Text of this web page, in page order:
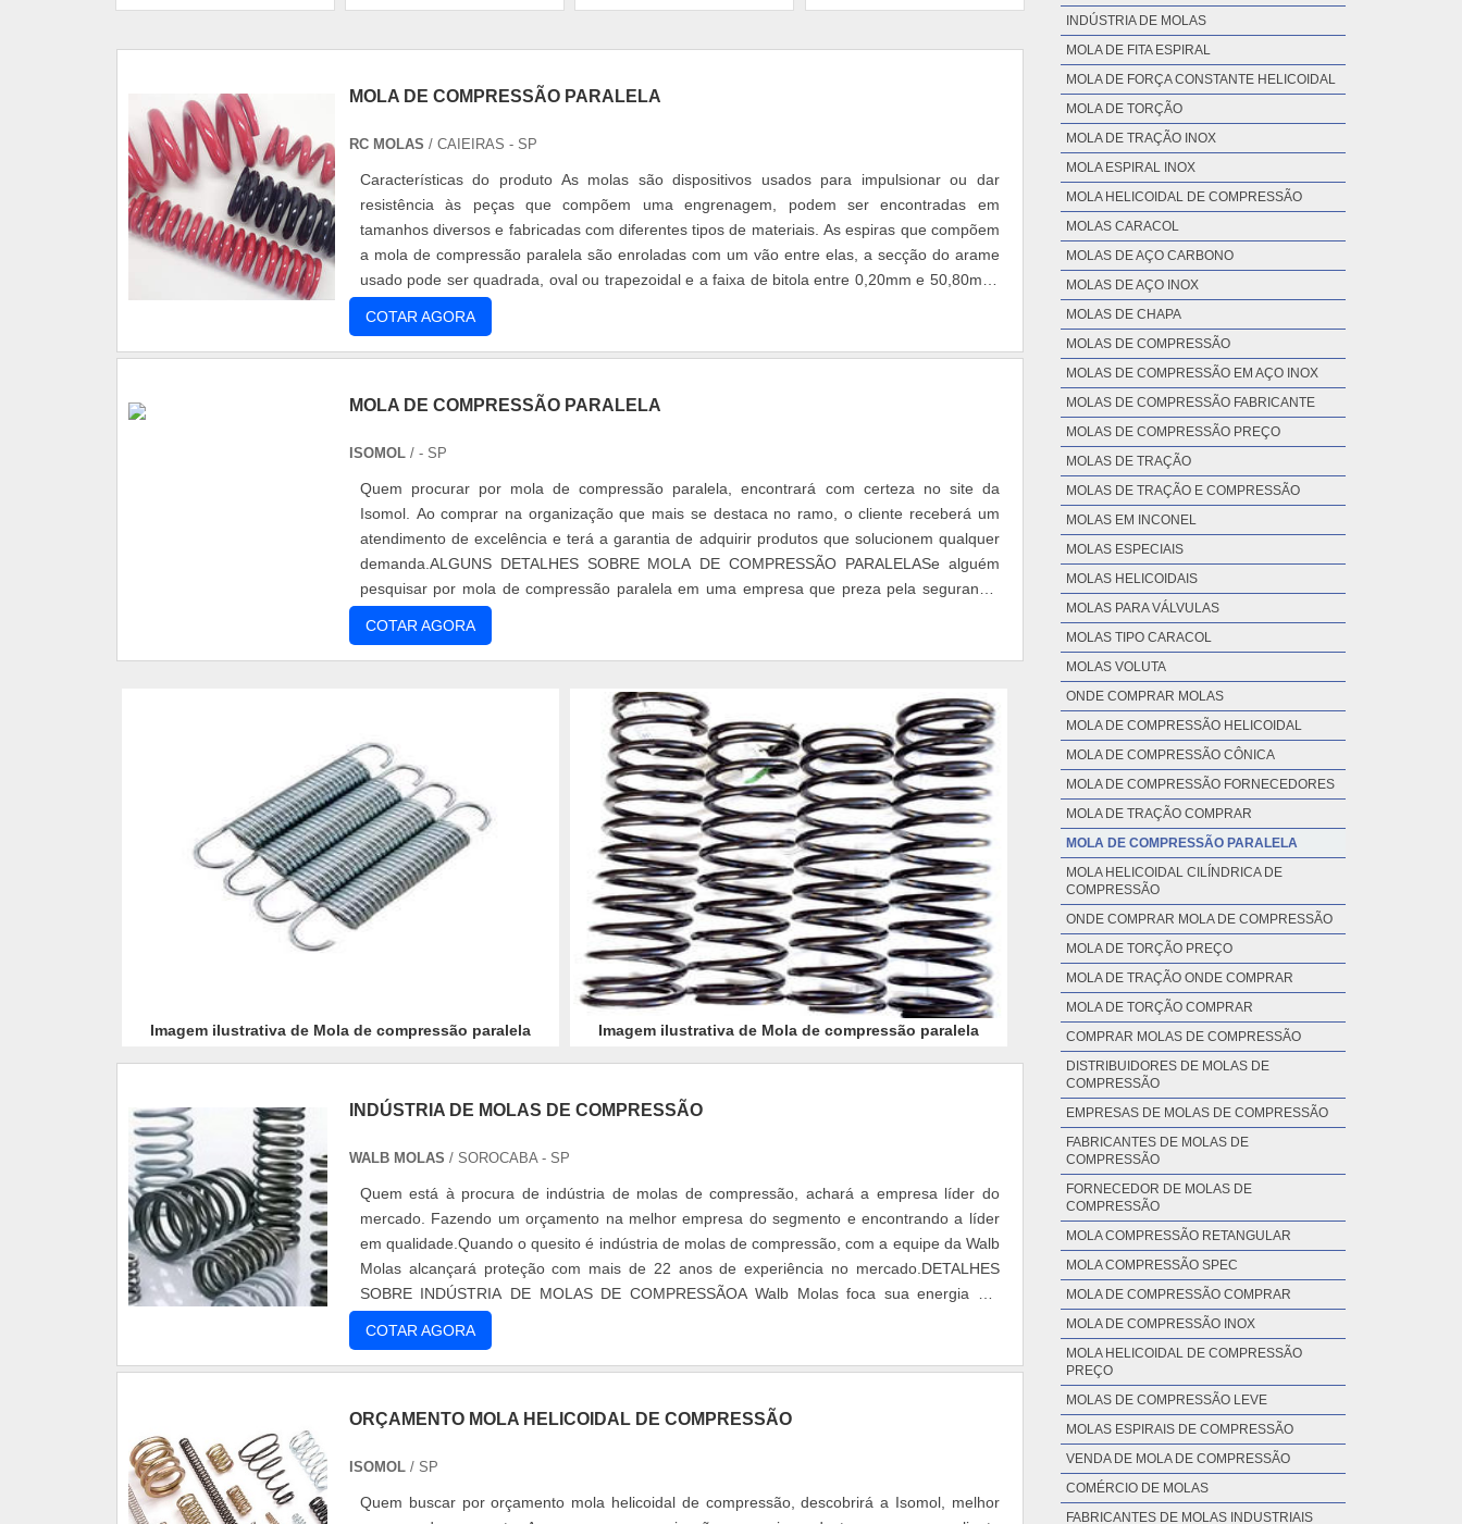
MOLA DE COMPRESSÃO PARALELA
RC MOLAS / CAIEIRAS - SP
Características do produto As molas são dispositivos usados para impulsionar ou dar
resistência às peças que compõem uma engrenagem, podem ser encontradas em
tamanhos diversos e fabricadas com diferentes tipos de materiais. As espiras que compõem
a mola de compressão paralela são enroladas com um vão entre elas, a secção do arame
usado pode ser quadrada, oval ou trapezoidal e a faixa de bitola entre 0,20mm e 50,80mm.
COTAR AGORA
MOLA DE COMPRESSÃO PARALELA
ISOMOL / - SP
Quem procurar por mola de compressão paralela, encontrará com certeza no site da
Isomol. Ao comprar na organização que mais se destaca no ramo, o cliente receberá um
atendimento de excelência e terá a garantia de adquirir produtos que solucionem qualquer
demanda.ALGUNS DETALHES SOBRE MOLA DE COMPRESSÃO PARALELASe alguém
pesquisar por mola de compressão paralela em uma empresa que preza pela segurança,
consegue encontrar o site da Isomol...
COTAR AGORA
Imagem ilustrativa de Mola de compressão paralela Imagem ilustrativa de Mola de compressão paralela
INDÚSTRIA DE MOLAS DE COMPRESSÃO
WALB MOLAS / SOROCABA - SP
Quem está à procura de indústria de molas de compressão, achará a empresa líder do
mercado. Fazendo um orçamento na melhor empresa do segmento e encontrando a líder
em qualidade.Quando o quesito é indústria de molas de compressão, com a equipe da Walb
Molas alcançará proteção com mais de 22 anos de experiência no mercado.DETALHES
SOBRE INDÚSTRIA DE MOLAS DE COMPRESSÃOA Walb Molas foca sua energia em
oferecer uma estrutura com escritório de alta qualidade onde são realizadas as atividades e
equipamentos de última geração, tudo para garantir indústria de molas de compressão com
assertividade.Há muitas maneiras eficientes de uma empresa demonstrar competência,
Soluções eficazes para artefatos de arames em geral; Mais de 22 anos de experiência no
distrito Industrial, sendo fácil a circulação de mercadorias.Sem trocar o foco sobre indústria
de molas de compressão, é importante buscar uma empresa que tenha produtos e serviços
com ótima qualidade e excelente custo-benefício, detalhes que passam despercebidos e
COTAR AGORA
ORÇAMENTO MOLA HELICOIDAL DE COMPRESSÃO
ISOMOL/ SP
Quem buscar por orçamento mola helicoidal de compressão, descobrirá a Isomol, melhor
INDÚSTRIA DE MOLAS
MOLA DE FITA ESPIRAL
MOLA DE FORÇA CONSTANTE HELICOIDAL
MOLA DE TORÇÃO
MOLA DE TRAÇÃO INOX
MOLA ESPIRAL INOX
MOLA HELICOIDAL DE COMPRESSÃO
MOLAS CARACOL
MOLAS DE AÇO CARBONO
MOLAS DE AÇO INOX
MOLAS DE CHAPA
MOLAS DE COMPRESSÃO
MOLAS DE COMPRESSÃO EM AÇO INOX
MOLAS DE COMPRESSÃO FABRICANTE
MOLAS DE COMPRESSÃO PREÇO
MOLAS DE TRAÇÃO
MOLAS DE TRAÇÃO E COMPRESSÃO
MOLAS EM INCONEL
MOLAS ESPECIAIS
MOLAS HELICOIDAIS
MOLAS PARA VÁLVULAS
MOLAS TIPO CARACOL
MOLAS VOLUTA
ONDE COMPRAR MOLAS
MOLA DE COMPRESSÃO HELICOIDAL
MOLA DE COMPRESSÃO CÔNICA
MOLA DE COMPRESSÃO FORNECEDORES
MOLA DE TRAÇÃO COMPRAR
MOLA DE COMPRESSÃO PARALELA
MOLA HELICOIDAL CILÍNDRICA DE
COMPRESSÃO
ONDE COMPRAR MOLA DE COMPRESSÃO
MOLA DE TORÇÃO PREÇO
MOLA DE TRAÇÃO ONDE COMPRAR
MOLA DE TORÇÃO COMPRAR
COMPRAR MOLAS DE COMPRESSÃO
DISTRIBUIDORES DE MOLAS DE
COMPRESSÃO
EMPRESAS DE MOLAS DE COMPRESSÃO
FABRICANTES DE MOLAS DE
COMPRESSÃO
FORNECEDOR DE MOLAS DE
COMPRESSÃO
MOLA COMPRESSÃO RETANGULAR
MOLA COMPRESSÃO SPEC
MOLA DE COMPRESSÃO COMPRAR
MOLA DE COMPRESSÃO INOX
MOLA HELICOIDAL DE COMPRESSÃO
PREÇO
MOLAS DE COMPRESSÃO LEVE
MOLAS ESPIRAIS DE COMPRESSÃO
VENDA DE MOLA DE COMPRESSÃO
COMÉRCIO DE MOLAS
FABRICANTES DE MOLAS INDUSTRIAIS